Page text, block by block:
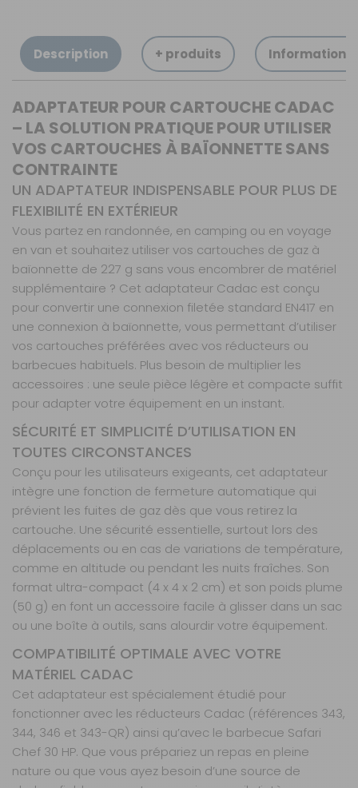
Description + produits Informations
ADAPTATEUR POUR CARTOUCHE CADAC
– LA SOLUTION PRATIQUE POUR UTILISER
VOS CARTOUCHES À BAÏONNETTE SANS
CONTRAINTE
UN ADAPTATEUR INDISPENSABLE POUR PLUS DE
FLEXIBILITÉ EN EXTÉRIEUR
Vous partez en randonnée, en camping ou en voyage
en van et souhaitez utiliser vos cartouches de gaz à
baïonnette de 227 g sans vous encombrer de matériel
supplémentaire ? Cet adaptateur Cadac est conçu
pour convertir une connexion filetée standard EN417 en
une connexion à baïonnette, vous permettant d’utiliser
vos cartouches préférées avec vos réducteurs ou
barbecues habituels. Plus besoin de multiplier les
accessoires : une seule pièce légère et compacte suffit
pour adapter votre équipement en un instant.
SÉCURITÉ ET SIMPLICITÉ D’UTILISATION EN
TOUTES CIRCONSTANCES
Conçu pour les utilisateurs exigeants, cet adaptateur
intègre une fonction de fermeture automatique qui
prévient les fuites de gaz dès que vous retirez la
cartouche. Une sécurité essentielle, surtout lors des
déplacements ou en cas de variations de température,
comme en altitude ou pendant les nuits fraîches. Son
format ultra-compact (4 x 4 x 2 cm) et son poids plume
(50 g) en font un accessoire facile à glisser dans un sac
ou une boîte à outils, sans alourdir votre équipement.
COMPATIBILITÉ OPTIMALE AVEC VOTRE
MATÉRIEL CADAC
Cet adaptateur est spécialement étudié pour
fonctionner avec les réducteurs Cadac (références 343,
344, 346 et 343-QR) ainsi qu’avec le barbecue Safari
Chef 30 HP. Que vous prépariez un repas en pleine
nature ou que vous ayez besoin d’une source de